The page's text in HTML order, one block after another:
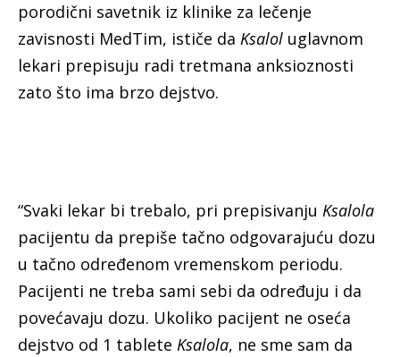
porodični savetnik iz klinike za lečenje
zavisnosti MedTim, ističe da Ksalol uglavnom
lekari prepisuju radi tretmana anksioznosti
zato što ima brzo dejstvo.
“Svaki lekar bi trebalo, pri prepisivanju Ksalola
pacijentu da prepiše tačno odgovarajuću dozu
u tačno određenom vremenskom periodu.
Pacijenti ne treba sami sebi da određuju i da
povećavaju dozu. Ukoliko pacijent ne oseća
dejstvo od 1 tablete Ksalola, ne sme sam da